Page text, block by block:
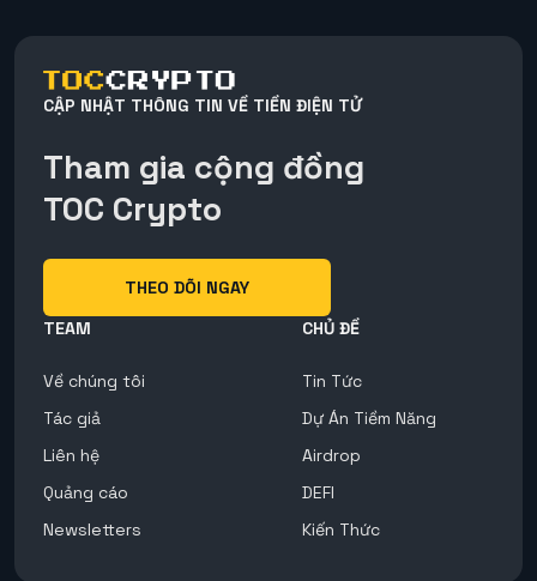
CẬP NHẬT THÔNG TIN VỀ TIỀN ĐIỆN TỬ
Tham gia cộng đồng
TOC Crypto
THEO DÕI NGAY
TEAM
Về chúng tôi
Tác giả
Liên hệ
Quảng cáo
Newsletters
CHỦ ĐỀ
Tin Tức
Dự Án Tiềm Năng
Airdrop
DEFI
Kiến Thức